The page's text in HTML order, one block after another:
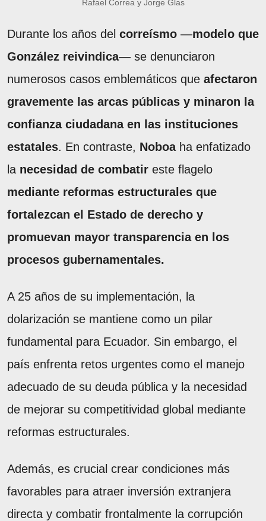
Rafael Correa y Jorge Glas
Durante los años del correísmo —modelo que
González reivindica— se denunciaron
numerosos casos emblemáticos que afectaron
gravemente las arcas públicas y minaron la
confianza ciudadana en las instituciones
estatales. En contraste, Noboaha enfatizado
la necesidad de combatir este flagelo
mediante reformas estructurales que
fortalezcan el Estado de derecho y
promuevan mayor transparencia en los
procesos gubernamentales.
A 25 años de su implementación, la
dolarización se mantiene como un pilar
fundamental para Ecuador. Sin embargo, el
país enfrenta retos urgentes como el manejo
adecuado de su deuda pública y la necesidad
de mejorar su competitividad global mediante
reformas estructurales.
Además, es crucial crear condiciones más
favorables para atraer inversión extranjera
directa y combatir frontalmente la corrupción